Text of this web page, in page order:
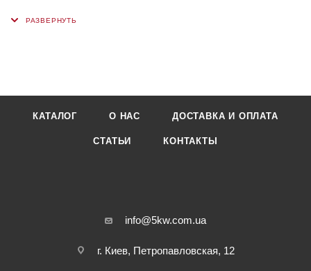
КАТАЛОГ О НАС ДОСТАВКА И ОПЛАТА
СТАТЬИ КОНТАКТЫ
info@5kw.com.ua
г. Киев, Петропавловская, 12